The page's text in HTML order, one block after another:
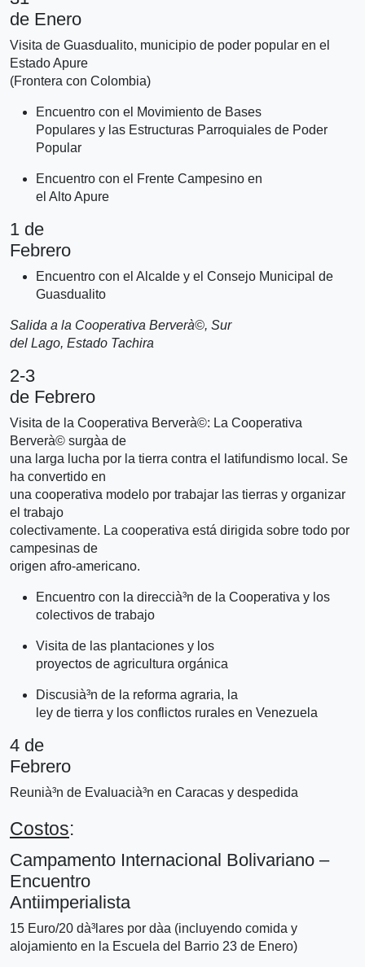
de Enero
Visita de Guasdualito, municipio de poder popular en el
Estado Apure
(Frontera con Colombia)
Encuentro con el Movimiento de Bases
Populares y las Estructuras Parroquiales de Poder
Popular
Encuentro con el Frente Campesino en
el Alto Apure
1 de
Febrero
Encuentro con el Alcalde y el Consejo Municipal de
Guasdualito
Salida a la Cooperativa Berverà©, Sur
del Lago, Estado Tachira
2-3
de Febrero
Visita de la Cooperativa Berverà©: La Cooperativa
Berverà© surgà­a de
una larga lucha por la tierra contra el latifundismo local. Se
ha convertido en
una cooperativa modelo por trabajar las tierras y organizar
el trabajo
colectivamente. La cooperativa está dirigida sobre todo por
campesinas de
origen afro-americano.
Encuentro con la direccià³n de la Cooperativa y los
colectivos de trabajo
Visita de las plantaciones y los
proyectos de agricultura orgánica
Discusià³n de la reforma agraria, la
ley de tierra y los conflictos rurales en Venezuela
4 de
Febrero
Reunià³n de Evaluacià³n en Caracas y despedida
Costos:
Campamento Internacional Bolivariano –
Encuentro
Antiimperialista
15 Euro/20 dà³lares por dà­a (incluyendo comida y
alojamiento en la Escuela del Barrio 23 de Enero)